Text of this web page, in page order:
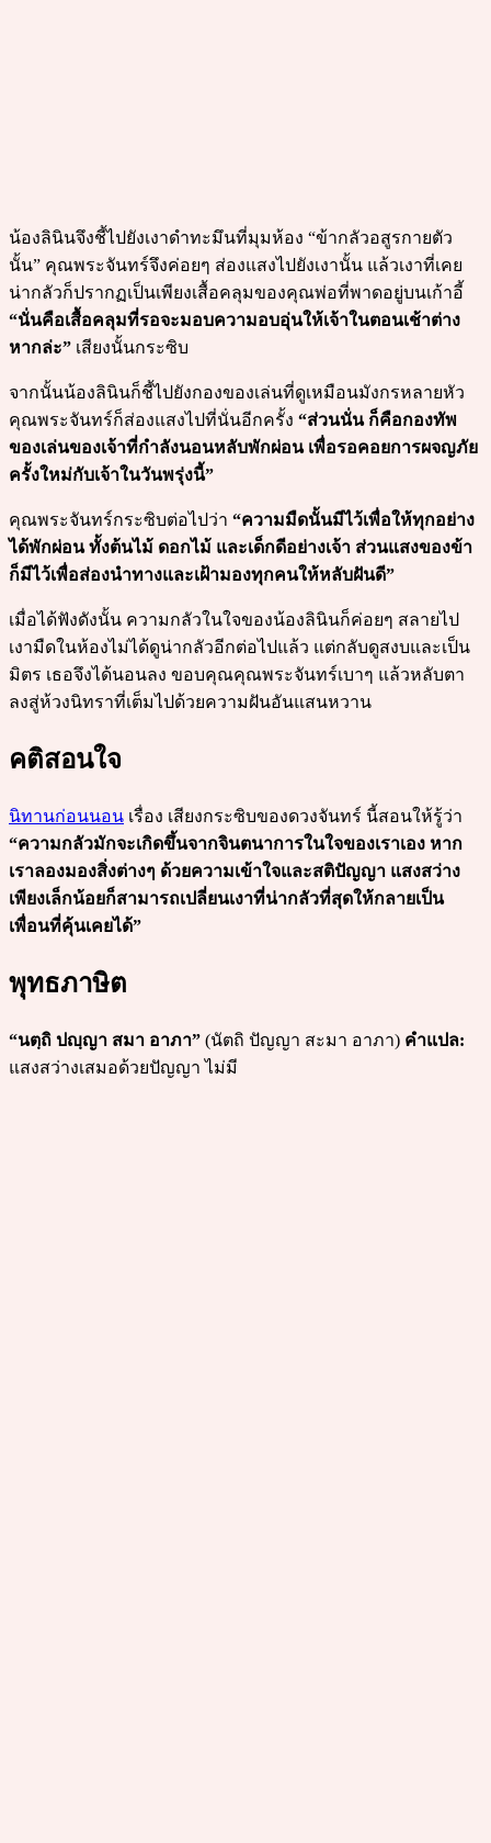
น้องลินินจึงชี้ไปยังเงาดำทะมึนที่มุมห้อง “ข้ากลัวอสูรกายตัว
นั้น” คุณพระจันทร์จึงค่อยๆ ส่องแสงไปยังเงานั้น แล้วเงาที่เคย
น่ากลัวก็ปรากฏเป็นเพียงเสื้อคลุมของคุณพ่อที่พาดอยู่บนเก้าอี้
“นั่นคือเสื้อคลุมที่รอจะมอบความอบอุ่นให้เจ้าในตอนเช้าต่าง
หากล่ะ” เสียงนั้นกระซิบ
จากนั้นน้องลินินก็ชี้ไปยังกองของเล่นที่ดูเหมือนมังกรหลายหัว
คุณพระจันทร์ก็ส่องแสงไปที่นั่นอีกครั้ง “ส่วนนั่น ก็คือกองทัพ
ของเล่นของเจ้าที่กำลังนอนหลับพักผ่อน เพื่อรอคอยการผจญภัย
ครั้งใหม่กับเจ้าในวันพรุ่งนี้”
คุณพระจันทร์กระซิบต่อไปว่า “ความมืดนั้นมีไว้เพื่อให้ทุกอย่าง
ได้พักผ่อน ทั้งต้นไม้ ดอกไม้ และเด็กดีอย่างเจ้า ส่วนแสงของข้า
ก็มีไว้เพื่อส่องนำทางและเฝ้ามองทุกคนให้หลับฝันดี”
เมื่อได้ฟังดังนั้น ความกลัวในใจของน้องลินินก็ค่อยๆ สลายไป
เงามืดในห้องไม่ได้ดูน่ากลัวอีกต่อไปแล้ว แต่กลับดูสงบและเป็น
มิตร เธอจึงได้นอนลง ขอบคุณคุณพระจันทร์เบาๆ แล้วหลับตา
ลงสู่ห้วงนิทราที่เต็มไปด้วยความฝันอันแสนหวาน
คติสอนใจ
นิทานก่อนนอน เรื่อง เสียงกระซิบของดวงจันทร์ นี้สอนให้รู้ว่า
“ความกลัวมักจะเกิดขึ้นจากจินตนาการในใจของเราเอง หาก
เราลองมองสิ่งต่างๆ ด้วยความเข้าใจและสติปัญญา แสงสว่าง
เพียงเล็กน้อยก็สามารถเปลี่ยนเงาที่น่ากลัวที่สุดให้กลายเป็น
เพื่อนที่คุ้นเคยได้”
พุทธภาษิต
“นตฺถิ ปญฺญา สมา อาภา” (นัตถิ ปัญญา สะมา อาภา) คำแปล:
แสงสว่างเสมอด้วยปัญญา ไม่มี